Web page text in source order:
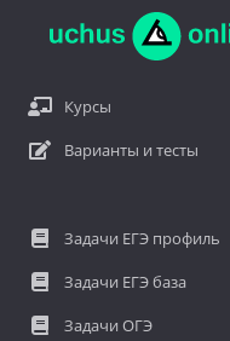
Курсы
Варианты и тесты
Задачи ЕГЭ профиль
Задачи ЕГЭ база
Задачи ОГЭ